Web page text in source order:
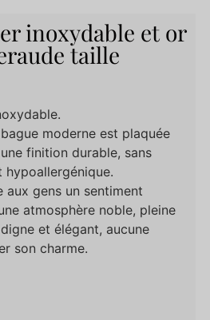
inoxydable et or
taille
moderne est plaquée
finition durable, sans
hypoallergénique.
aux gens un sentiment
atmosphère noble, pleine
et élégant, aucune
son charme.